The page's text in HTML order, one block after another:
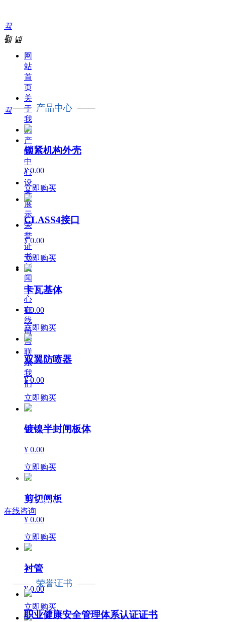
끀
ꁲ
网
站
首
页
关
于
我
们
产
品
中
心
设
备
展
示
荣
誉
证
书
新
闻
中
心
在
线
留
言
联
系
我
们
넳 넲
—— 产品中心 ——
끀
锁紧机构外壳
¥ 0.00
立即购买
CLASS4接口
¥ 0.00
立即购买
卡瓦基体
¥ 0.00
立即购买
双翼防喷器
¥ 0.00
立即购买
镀镍半封闸板体
¥ 0.00
立即购买
剪切闸板
¥ 0.00
立即购买
衬管
¥ 0.00
立即购买
我公司拥有众多的稳定客户和
友好的合作伙伴
全国咨询热线：15891199332
在线咨询
—— 荣誉证书 ——
职业健康安全管理体系认证证书